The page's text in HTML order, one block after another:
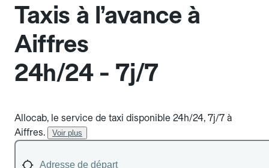
Taxis à l’avance à
Aiffres
24h/24 - 7j/7
Allocab, le service de taxi disponible 24h/24, 7j/7 à
Aiffres.
Voir plus